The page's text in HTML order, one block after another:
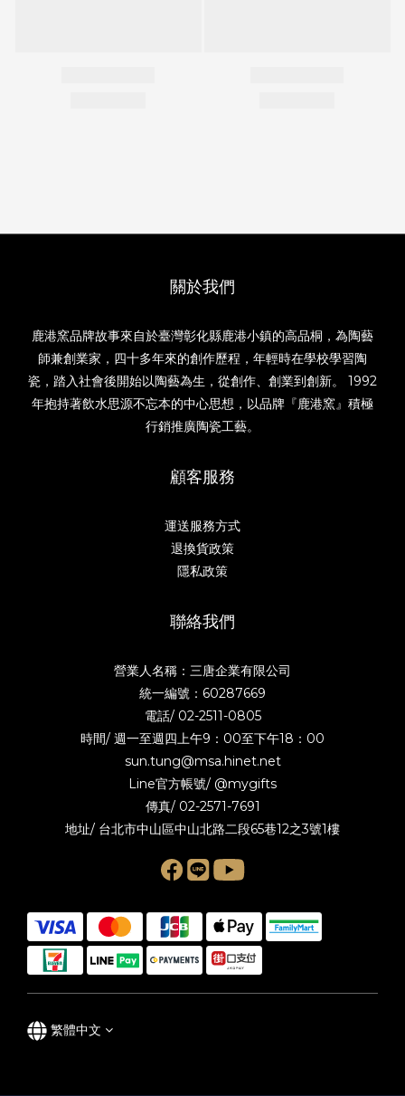
關於我們
鹿港窯品牌故事來自於臺灣彰化縣鹿港小鎮的高品桐，為陶藝
師兼創業家，四十多年來的創作歷程，年輕時在學校學習陶
瓷，踏入社會後開始以陶藝為生，從創作、創業到創新。 1992
年抱持著飲水思源不忘本的中心思想，以品牌『鹿港窯』積極
行銷推廣陶瓷工藝。
顧客服務
運送服務方式
退換貨政策
隱私政策
聯絡我們
營業人名稱：三唐企業有限公司
統一編號：60287669
電話/ 02-2511-0805
時間/ 週一至週四上午9：00至下午18：00
sun.tung@msa.hinet.net
Line官方帳號/ @mygifts
傳真/ 02-2571-7691
地址/ 台北市中山區中山北路二段65巷12之3號1樓
繁體中文